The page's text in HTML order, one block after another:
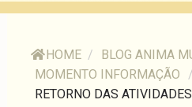
HOME / BLOG ANIMA
MOMENTO INFORMAÇÃO
/
RETORNO DAS